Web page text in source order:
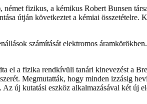
német fizikus, a kémikus Robert Bunsen
útján következtet a kémiai összetételre.
számítását elektromos
el a fizika rendkívüli tanári kinevezést a
Megmutatták, hogy minden izzásig
új kutatási eszköz alkalmazásával két új